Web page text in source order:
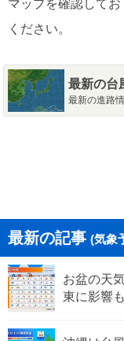
マップを確認して
ください。
最新の台
最新の進路
最新の記事 (気象
お盆の天
東に影響